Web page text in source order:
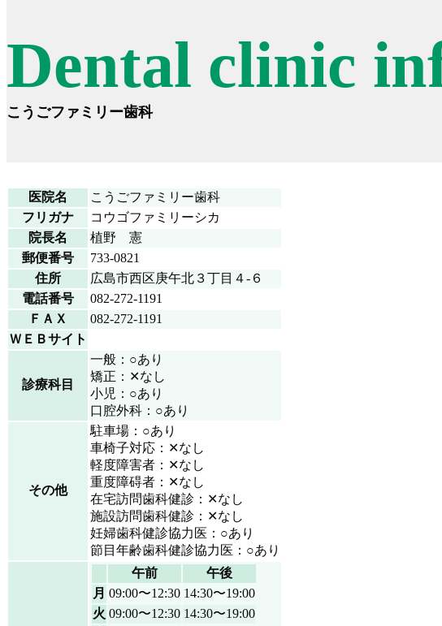
Dental clinic
こうごファミリー歯科
医院名
こうごファミリー歯科
フリガナ
コウゴファミリーシカ
院長名
植野 憲
郵便番号
733-0821
住所
広島市西区庚午北３丁目４-６
電話番号
082-272-1191
ＦＡＸ
082-272-1191
ＷＥＢサイト
診療科目
一般：○あり
矯正：✕なし
小児：○あり
口腔外科：○あり
その他
駐車場：○あり
車椅子対応：✕なし
軽度障害者：✕なし
重度障碍者：✕なし
在宅訪問歯科健診：✕なし
施設訪問歯科健診：✕なし
妊婦歯科健診協力医：○あり
節目年齢歯科健診協力医：○あり
午前
午後
月 09:00〜12:30 14:30〜19:00
火 09:00〜12:30 14:30〜19:00